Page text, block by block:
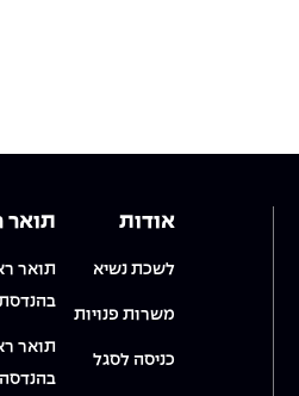
אודות
לשכת נשיא
משרות פנויות
כניסה לסגל
תואר
תואר
תואר